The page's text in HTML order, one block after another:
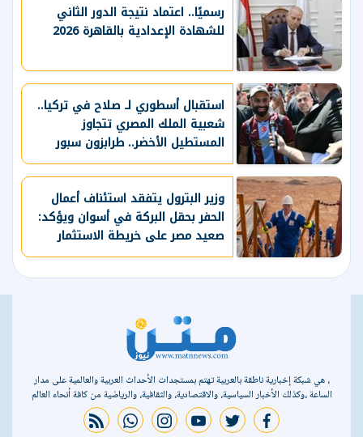
رسميًا.. اعتماد نتيجة الدور الثاني
للشهادة الإعدادية بالقاهرة 2026
استقبال أسطوري لـ صلاح في تركيا..
شعبية الملك المصري تتجاوز
المستطيل الأخضر.. طرابزون سبور
يسعي لاستعادة لقب الدوري التركي
وتعزيز حظوظه في المنافسات
الأوروبية
وزير البترول يتفقد استئناف أعمال
الحفر بحقل البركة في أسوان ويؤكد:
صعيد مصر على خريطة الاستثمار
البترولي
، هي شبكة إخبارية ناطقة بالعربية تهتم بمستجدات الأحداث العربية والعالمية على مدار
الساعة ،وكذلك الأخبار السياسية، والاقتصادية، والثقافية، والرياضية من كافة أنحاء العالم
facebook
twitter
youtube
instagram
whatsapp
rss feed